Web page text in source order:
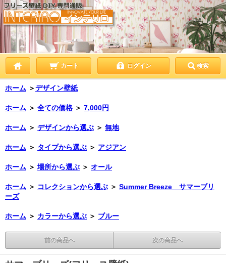
カート ログイン 検索
ホーム ＞デザイン壁紙
ホーム ＞ 全ての価格 ＞ 7,000円
ホーム ＞ デザインから選ぶ ＞ 無地
ホーム ＞ タイプから選ぶ ＞ アジアン
ホーム ＞ 場所から選ぶ ＞ オール
ホーム ＞ コレクションから選ぶ ＞ Summer Breeze サマーブリ
ーズ
ホーム ＞ カラーから選ぶ ＞ ブルー
前の商品へ 次の商品へ